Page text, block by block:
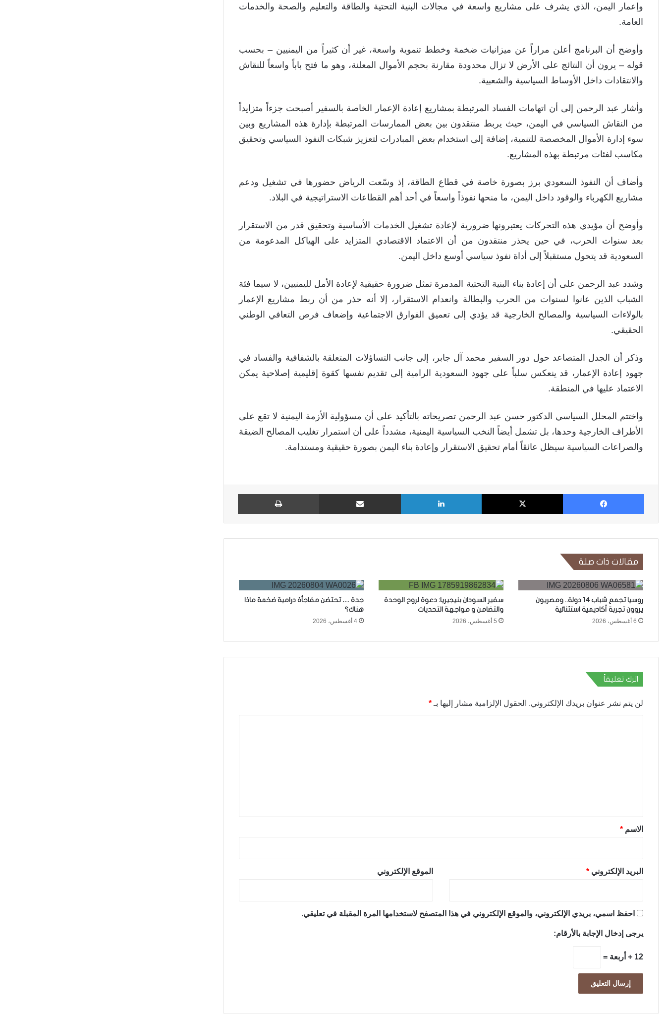
وإعمار اليمن، الذي يشرف على مشاريع واسعة في مجالات البنية التحتية والطاقة والتعليم والصحة والخدمات
العامة.
وأوضح أن البرنامج أعلن مراراً عن ميزانيات ضخمة وخطط تنموية واسعة، غير أن كثيراً من اليمنيين – بحسب
قوله – يرون أن النتائج على الأرض لا تزال محدودة مقارنة بحجم الأموال المعلنة، وهو ما فتح باباً واسعاً للنقاش
والانتقادات داخل الأوساط السياسية والشعبية.
وأشار عبد الرحمن إلى أن اتهامات الفساد المرتبطة بمشاريع إعادة الإعمار الخاصة بالسفير أصبحت جزءاً متزايداً
من النقاش السياسي في اليمن، حيث يربط منتقدون بين بعض الممارسات المرتبطة بإدارة هذه المشاريع وبين
سوء إدارة الأموال المخصصة للتنمية، إضافة إلى استخدام بعض المبادرات لتعزيز شبكات النفوذ السياسي وتحقيق
مكاسب لفئات مرتبطة بهذه المشاريع.
وأضاف أن النفوذ السعودي برز بصورة خاصة في قطاع الطاقة، إذ وسّعت الرياض حضورها في تشغيل ودعم
مشاريع الكهرباء والوقود داخل اليمن، ما منحها نفوذاً واسعاً في أحد أهم القطاعات الاستراتيجية في البلاد.
وأوضح أن مؤيدي هذه التحركات يعتبرونها ضرورية لإعادة تشغيل الخدمات الأساسية وتحقيق قدر من الاستقرار
بعد سنوات الحرب، في حين يحذر منتقدون من أن الاعتماد الاقتصادي المتزايد على الهياكل المدعومة من
السعودية قد يتحول مستقبلاً إلى أداة نفوذ سياسي أوسع داخل اليمن.
وشدد عبد الرحمن على أن إعادة بناء البنية التحتية المدمرة تمثل ضرورة حقيقية لإعادة الأمل لليمنيين، لا سيما فئة
الشباب الذين عانوا لسنوات من الحرب والبطالة وانعدام الاستقرار، إلا أنه حذر من أن ربط مشاريع الإعمار
بالولاءات السياسية والمصالح الخارجية قد يؤدي إلى تعميق الفوارق الاجتماعية وإضعاف فرص التعافي الوطني
الحقيقي.
وذكر أن الجدل المتصاعد حول دور السفير محمد آل جابر، إلى جانب التساؤلات المتعلقة بالشفافية والفساد في
جهود إعادة الإعمار، قد ينعكس سلباً على جهود السعودية الرامية إلى تقديم نفسها كقوة إقليمية إصلاحية يمكن
الاعتماد عليها في المنطقة.
واختتم المحلل السياسي الدكتور حسن عبد الرحمن تصريحاته بالتأكيد على أن مسؤولية الأزمة اليمنية لا تقع على
الأطراف الخارجية وحدها، بل تشمل أيضاً النخب السياسية اليمنية، مشدداً على أن استمرار تغليب المصالح الضيقة
والصراعات السياسية سيظل عائقاً أمام تحقيق الاستقرار وإعادة بناء اليمن بصورة حقيقية ومستدامة.
فيسبوك X لينكدإن مشاركة عبر البريد طباعة
مقالات ذات صلة
روسيا تجمع شباب 14 دولة.. ومصريون
يروون تجربة أكاديمية استثنائية
6 أغسطس، 2026
سفير السودان بنيجيريا: دعوة لروح الوحدة
والتضامن و مواجهة التحديات
5 أغسطس، 2026
جدة … تحتضن مفاجأة درامية ضخمة ماذا
هناك؟
4 أغسطس، 2026
اترك تعليقاً
لن يتم نشر عنوان بريدك الإلكتروني. الحقول الإلزامية مشار إليها بـ *
*الاسم *
البريد الإلكتروني * الموقع الإلكتروني
احفظ اسمي، بريدي الإلكتروني، والموقع الإلكتروني في هذا المتصفح لاستخدامها المرة المقبلة في تعليقي.
يرجى إدخال الإجابة بالأرقام:
12 + أربعة =